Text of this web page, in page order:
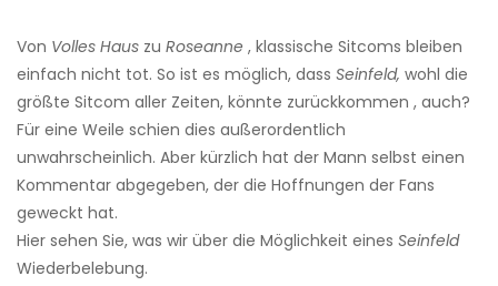
Von Volles Haus zu Roseanne , klassische Sitcoms bleiben
einfach nicht tot. So ist es möglich, dass Seinfeld, wohl die
größte Sitcom aller Zeiten, könnte zurückkommen , auch?
Für eine Weile schien dies außerordentlich
unwahrscheinlich. Aber kürzlich hat der Mann selbst einen
Kommentar abgegeben, der die Hoffnungen der Fans
geweckt hat.
Hier sehen Sie, was wir über die Möglichkeit eines Seinfeld
Wiederbelebung.